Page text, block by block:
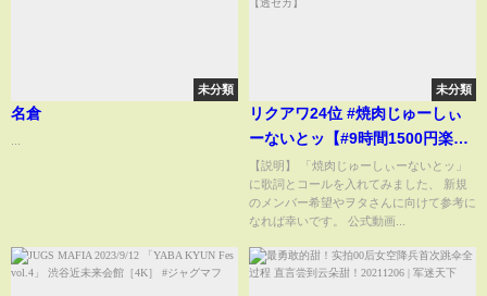
未分類
名倉
未分類
リクアワ24位 #焼肉じゅーしぃ
ーないとッ【#9時間1500円楽
曲】（歌詞＆コール入り）【透
セカ】
【説明】 「焼肉じゅーしぃーないとッ」
に歌詞とコールを入れてみました、 新規
のメンバー希望やヲタさんに向けて参考に
なれば幸いです。 公式動画...